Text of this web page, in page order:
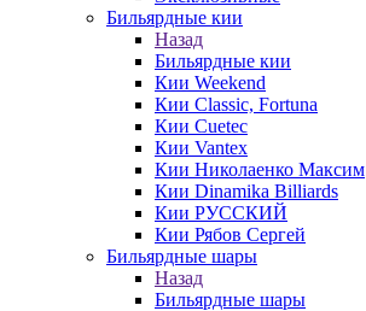
Бильярдные кии
Назад
Бильярдные кии
Кии Weekend
Кии Classic, Fortuna
Кии Cuetec
Кии Vantex
Кии Николаенко Максим
Кии Dinamika Billiards
Кии РУССКИЙ
Кии Рябов Сергей
Бильярдные шары
Назад
Бильярдные шары